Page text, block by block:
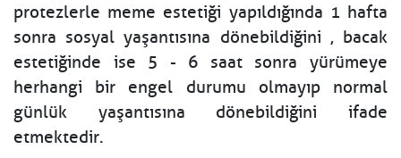
protezlerle meme estetiği yapıldığında 1 hafta
sonra sosyal yaşantısına dönebildiğini , bacak
estetiğinde ise 5 - 6 saat sonra yürümeye
herhangi bir engel durumu olmayıp normal
günlük yaşantısına dönebildiğini ifade
etmektedir.